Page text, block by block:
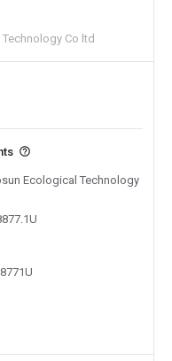
Co ltd
Ecological Technology